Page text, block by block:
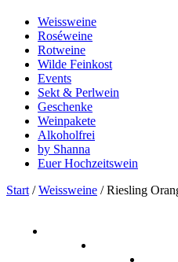
Weissweine
Roséweine
Rotweine
Wilde Feinkost
Events
Sekt & Perlwein
Geschenke
Weinpakete
Alkoholfrei
by Shanna
Euer Hochzeitswein
Start/Weissweine / Riesling